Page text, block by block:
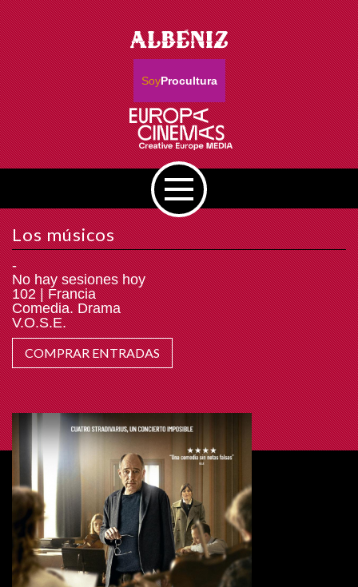
SoyProcultura
Los músicos
-
No hay sesiones hoy
102 | Francia
Comedia. Drama
V.O.S.E.
COMPRAR ENTRADAS